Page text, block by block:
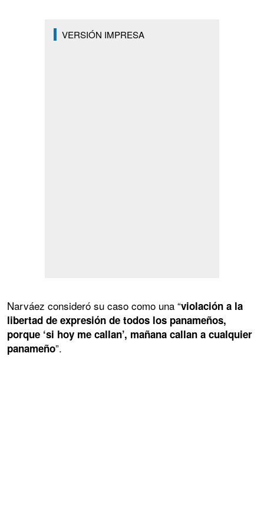
VERSIÓN IMPRESA
Narváez consideró su caso como una “violación a la
libertad de expresión de todos los panameños,
porque ‘si hoy me callan’, mañana callan a cualquier
panameño”.